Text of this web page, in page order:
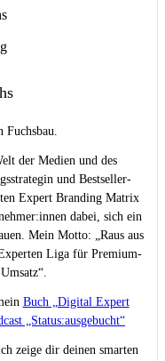
der Medien und des
und Bestseller-
Expert Branding Matrix
dabei, sich ein
Mein Motto: „Raus aus
Liga für Premium-
Buch „Digital Expert
„Status:ausgebucht“
zeige dir deinen smarten